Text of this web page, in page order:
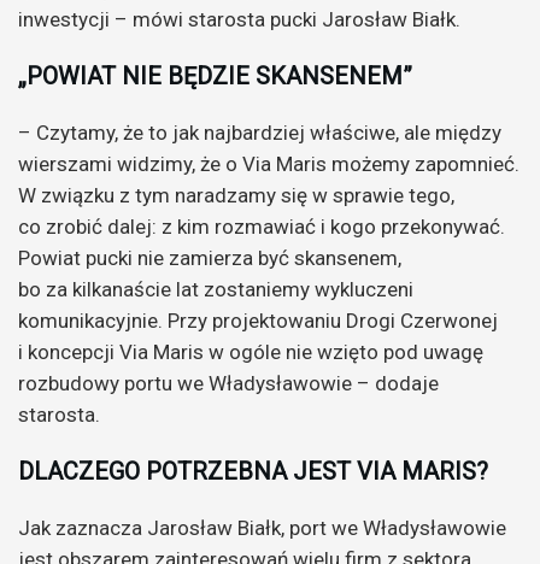
inwestycji – mówi starosta pucki Jarosław Białk.
„POWIAT NIE BĘDZIE SKANSENEM”
– Czytamy, że to jak najbardziej właściwe, ale między
wierszami widzimy, że o Via Maris możemy zapomnieć.
W związku z tym naradzamy się w sprawie tego,
co zrobić dalej: z kim rozmawiać i kogo przekonywać.
Powiat pucki nie zamierza być skansenem,
bo za kilkanaście lat zostaniemy wykluczeni
komunikacyjnie. Przy projektowaniu Drogi Czerwonej
i koncepcji Via Maris w ogóle nie wzięto pod uwagę
rozbudowy portu we Władysławowie – dodaje
starosta.
DLACZEGO POTRZEBNA JEST VIA MARIS?
Jak zaznacza Jarosław Białk, port we Władysławowie